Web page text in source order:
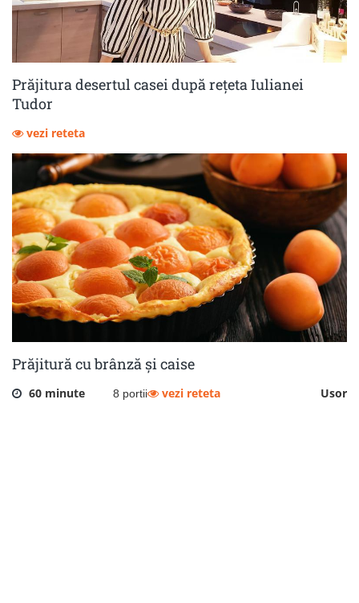
Prăjitura desertul casei după rețeta Iulianei
Tudor
vezi reteta
Prăjitură cu brânză și caise
60 minute 8 portii Usor
vezi reteta